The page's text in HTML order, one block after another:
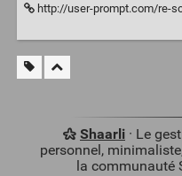
http://user-prompt.com/re-
Shaarli· Le
personnel,
la communauté